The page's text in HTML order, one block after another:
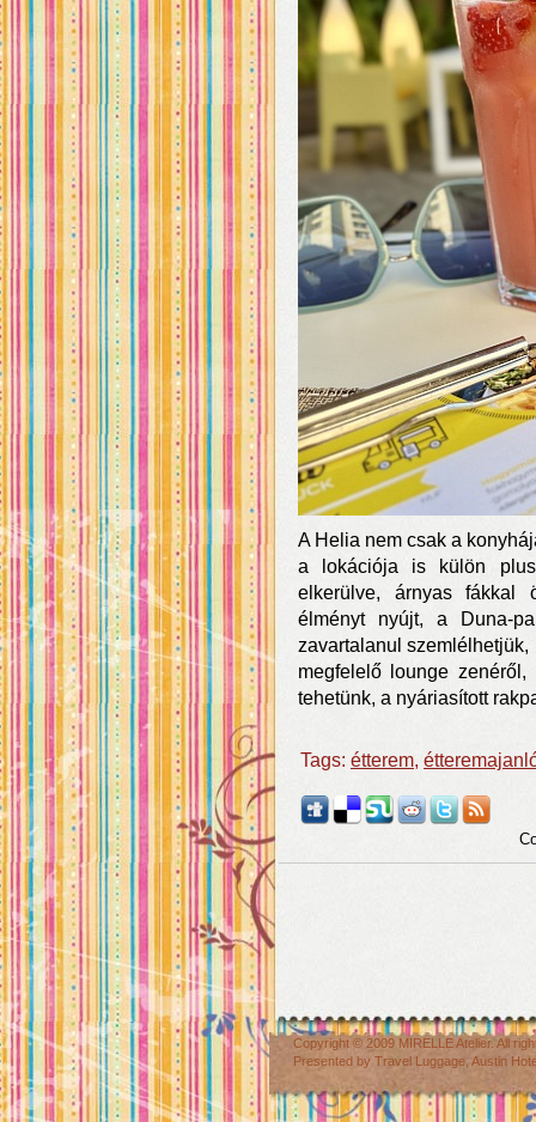
A Helia nem csak a
a lokációja is külön
elkerülve, árnyas fákkal
élményt nyújt, a Duna-
zavartalanul
megfelelő lounge
tehetünk, a nyáriasított
Tags: étterem,
Copyright © 2009 MIRELLE Atelier. All
Presented by Travel Luggage Austin